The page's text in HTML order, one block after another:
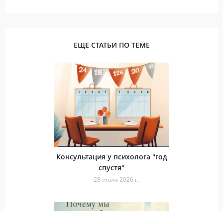
ЕЩЕ СТАТЬИ ПО ТЕМЕ
Консультация у психолога "год
спустя"
28 июля 2026 г.